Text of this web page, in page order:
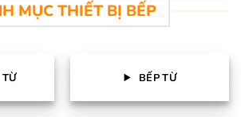
MỤC THIẾT BỊ BẾP
BẾP TỪ